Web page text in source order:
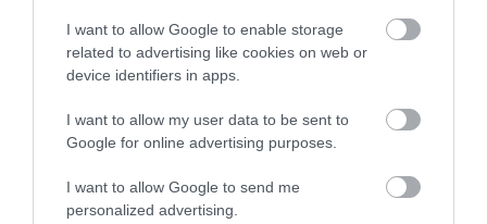
I want to allow Google to enable storage
related to advertising like cookies on web or
device identifiers in apps.
I want to allow my user data to be sent to
Google for online advertising purposes.
I want to allow Google to send me
personalized advertising.
εβδομάδες του ελληνικού
καλοκαιριού για φωτιές
07.08.2026 | 12:00
Χωρίς νερό τώρα περιοχές της
Χαλκίδας
Νεκρός ανασύρθηκε
69χρονος λουόμενος
Νεκρός 75χρονος που